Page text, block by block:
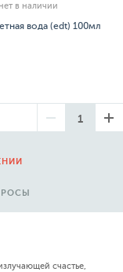
нет в наличии
вода (edt) 100мл
счастье,